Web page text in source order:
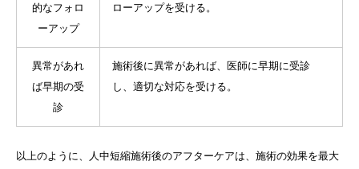
的なフォロ
ーアップ
ローアップを受ける。
異常があれ
ば早期の受
診
施術後に異常があれば、医師に早期に受診
し、適切な対応を受ける。
以上のように、人中短縮施術後のアフターケアは、施術の効果を最大